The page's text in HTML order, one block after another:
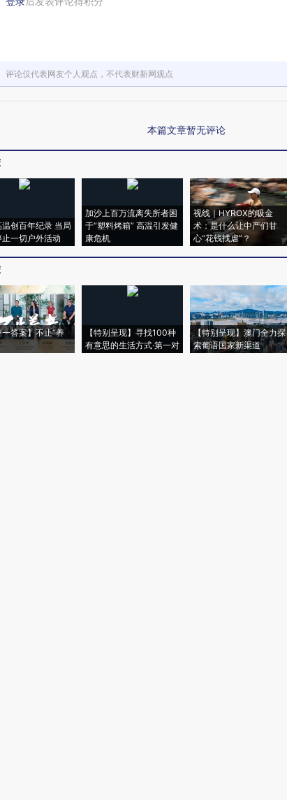
评论仅代表网友个人观点，不代表财新网观点
本篇文章暂无评论
创百年纪录 当局
一切户外活动
加沙上百万流离失所者困
于“塑料烤箱” 高温引发健
康危机
视线｜HYROX的吸金
术：是什么让中产们甘
心“花钱找虐”？
答案】不止“养
【特别呈现】寻找100种
有意思的生活方式·第一对
【特别呈现】澳门全力探
索葡语国家新渠道